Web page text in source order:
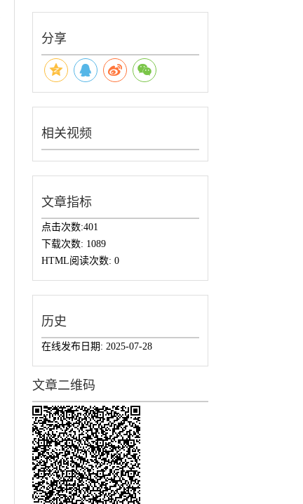
分享
相关视频
文章指标
点击次数:401
下载次数: 1089
HTML阅读次数: 0
历史
在线发布日期: 2025-07-28
文章二维码